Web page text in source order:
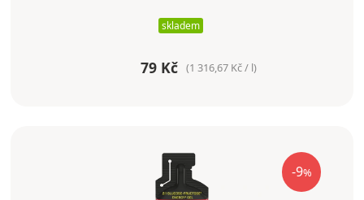
skladem
79 Kč (1 316,67 Kč / l)
-9%